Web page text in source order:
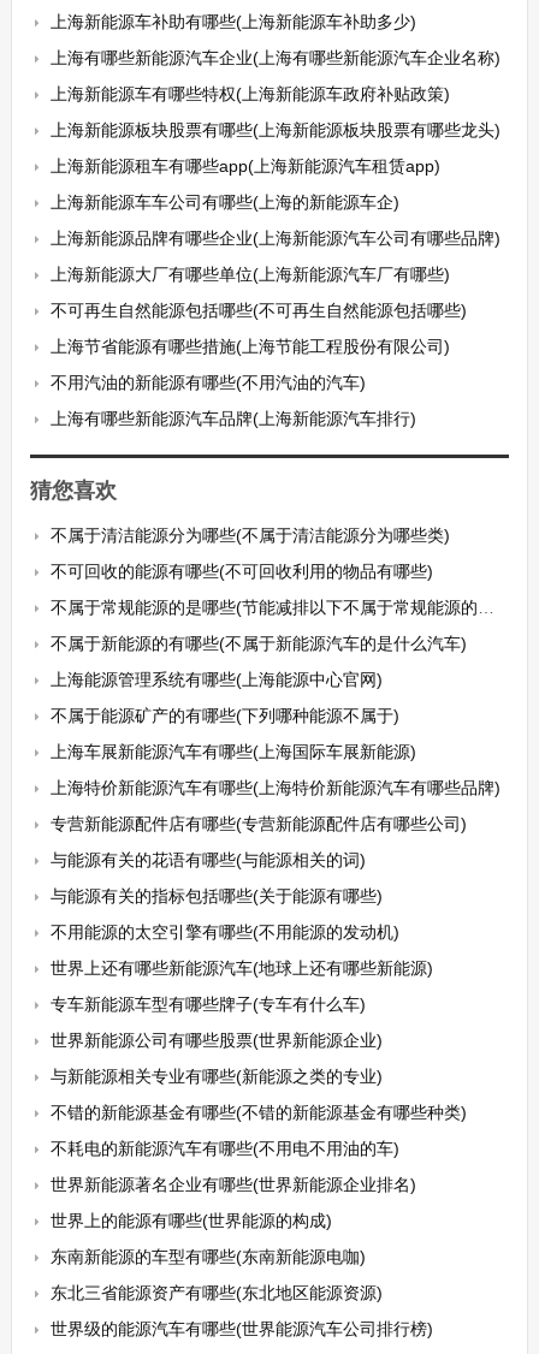
上海新能源车补助有哪些(上海新能源车补助多少)
上海有哪些新能源汽车企业(上海有哪些新能源汽车企业名称)
上海新能源车有哪些特权(上海新能源车政府补贴政策)
上海新能源板块股票有哪些(上海新能源板块股票有哪些龙头)
上海新能源租车有哪些app(上海新能源汽车租赁app)
上海新能源车车公司有哪些(上海的新能源车企)
上海新能源品牌有哪些企业(上海新能源汽车公司有哪些品牌)
上海新能源大厂有哪些单位(上海新能源汽车厂有哪些)
不可再生自然能源包括哪些(不可再生自然能源包括哪些)
上海节省能源有哪些措施(上海节能工程股份有限公司)
不用汽油的新能源有哪些(不用汽油的汽车)
上海有哪些新能源汽车品牌(上海新能源汽车排行)
猜您喜欢
不属于清洁能源分为哪些(不属于清洁能源分为哪些类)
不可回收的能源有哪些(不可回收利用的物品有哪些)
不属于常规能源的是哪些(节能减排以下不属于常规能源的是())
不属于新能源的有哪些(不属于新能源汽车的是什么汽车)
上海能源管理系统有哪些(上海能源中心官网)
不属于能源矿产的有哪些(下列哪种能源不属于)
上海车展新能源汽车有哪些(上海国际车展新能源)
上海特价新能源汽车有哪些(上海特价新能源汽车有哪些品牌)
专营新能源配件店有哪些(专营新能源配件店有哪些公司)
与能源有关的花语有哪些(与能源相关的词)
与能源有关的指标包括哪些(关于能源有哪些)
不用能源的太空引擎有哪些(不用能源的发动机)
世界上还有哪些新能源汽车(地球上还有哪些新能源)
专车新能源车型有哪些牌子(专车有什么车)
世界新能源公司有哪些股票(世界新能源企业)
与新能源相关专业有哪些(新能源之类的专业)
不错的新能源基金有哪些(不错的新能源基金有哪些种类)
不耗电的新能源汽车有哪些(不用电不用油的车)
世界新能源著名企业有哪些(世界新能源企业排名)
世界上的能源有哪些(世界能源的构成)
东南新能源的车型有哪些(东南新能源电咖)
东北三省能源资产有哪些(东北地区能源资源)
世界级的能源汽车有哪些(世界能源汽车公司排行榜)